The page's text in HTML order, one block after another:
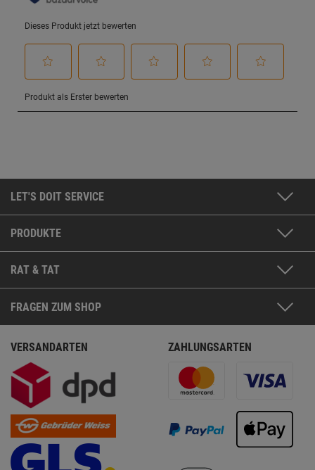
LET'S DOIT SERVICE
PRODUKTE
RAT & TAT
FRAGEN ZUM SHOP
VERSANDARTEN ZAHLUNGSARTEN